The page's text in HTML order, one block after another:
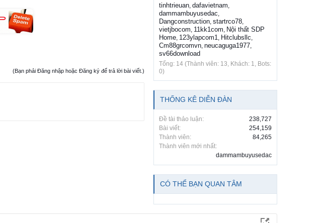
(Bạn phải Đăng nhập hoặc Đăng ký để trả lời bài viết.)
tinhtrieuan, dafavietnam,
dammambuyusedac,
Dangconstruction, startrco78,
vietjbocom, 11kk1com, Nội thất SDP
Home, 123ylapcom1, Hitclubsllc,
Cm88grcomvn, neucaguga1977,
sv66download
Tổng: 14 (Thành viên: 13, Khách: 1, Bots:
0)
THỐNG KÊ DIỄN ĐÀN
Đề tài thảo luận:
238,727
Bài viết:
254,159
Thành viên:
84,265
Thành viên mới nhất:
dammambuyusedac
CÓ THỂ BẠN QUAN TÂM